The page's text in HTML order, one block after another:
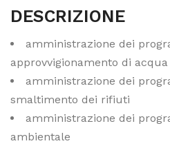
DESCRIZIONE
amministrazione dei
approvvigionamento di
amministrazione dei
smaltimento dei rifiuti
amministrazione dei
ambientale